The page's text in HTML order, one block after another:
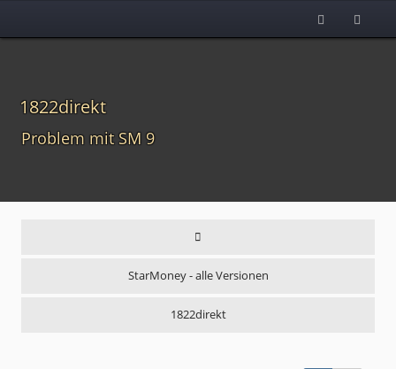
1822direkt
Problem mit SM 9
StarMoney - alle Versionen
1822direkt